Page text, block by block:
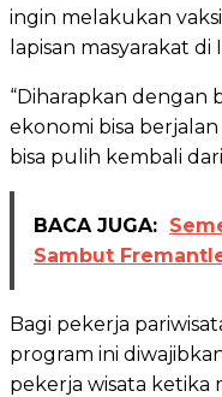
ingin melakukan
lapisan masyarakat di
“Diharapkan dengan
ekonomi bisa
bisa pulih kembali dari
BACA JUGA:
Sambut
Bagi pekerja
program ini
pekerja wisata ketika